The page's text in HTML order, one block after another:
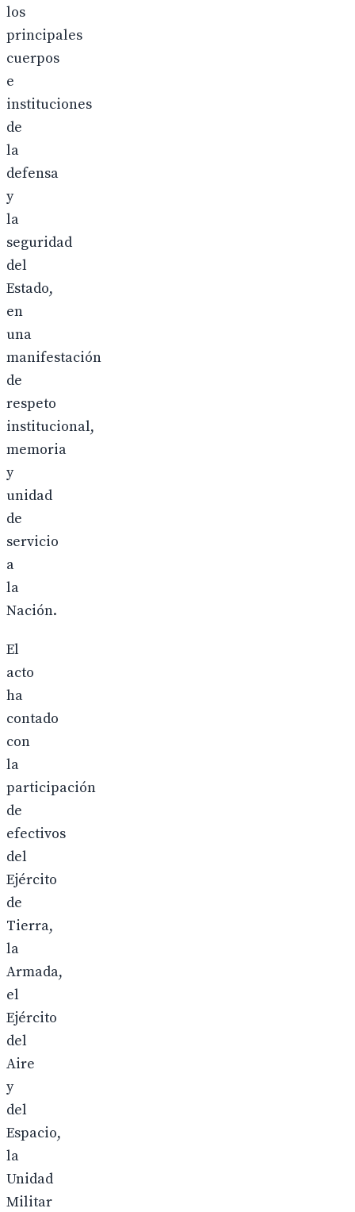
los
principales
cuerpos
e
instituciones
de
la
defensa
y
la
seguridad
del
Estado,
en
una
manifestación
de
respeto
institucional,
memoria
y
unidad
de
servicio
a
la
Nación.
El
acto
ha
contado
con
la
participación
de
efectivos
del
Ejército
de
Tierra,
la
Armada,
el
Ejército
del
Aire
y
del
Espacio,
la
Unidad
Militar